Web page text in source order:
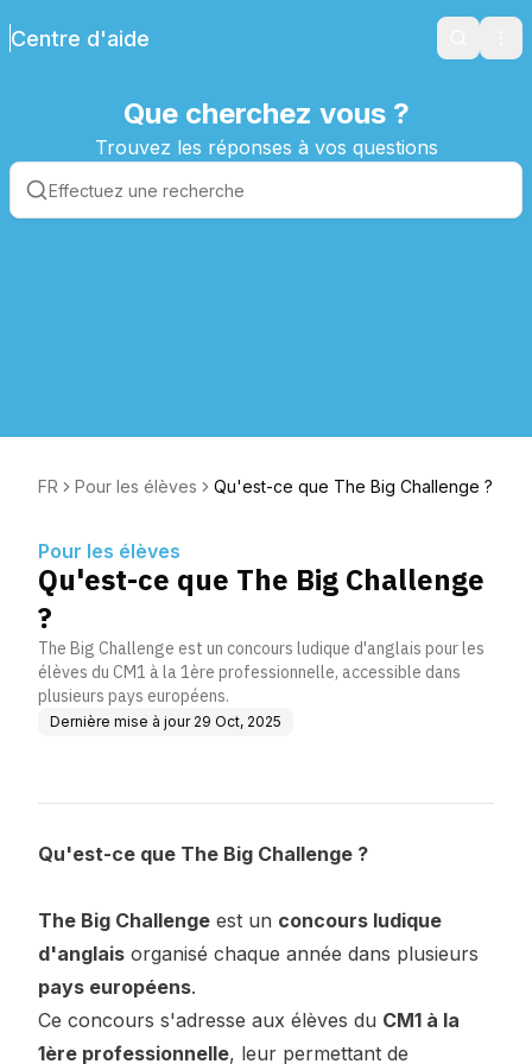
Centre d'aide Search
Que cherchez vous ?
Trouvez les réponses à vos questions
FR Pour les élèves Qu'est-ce que The Big Challenge ?
Pour les élèves
Qu'est-ce que The Big Challenge
?
The Big Challenge est un concours ludique d'anglais pour les
élèves du CM1 à la 1ère professionnelle, accessible dans
plusieurs pays européens.
Dernière mise à jour 29 Oct, 2025
Qu'est-ce que The Big Challenge ?
The Big Challenge est un concours ludique
d'anglais organisé chaque année dans plusieurs
pays européens.
Ce concours s'adresse aux élèves du CM1 à la
1ère professionnelle, leur permettant de